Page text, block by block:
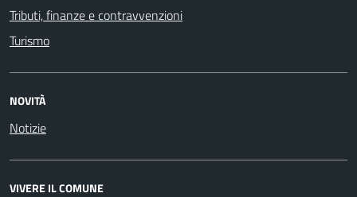
Tributi, finanze e contravvenzioni
Turismo
NOVITÀ
Notizie
VIVERE IL COMUNE